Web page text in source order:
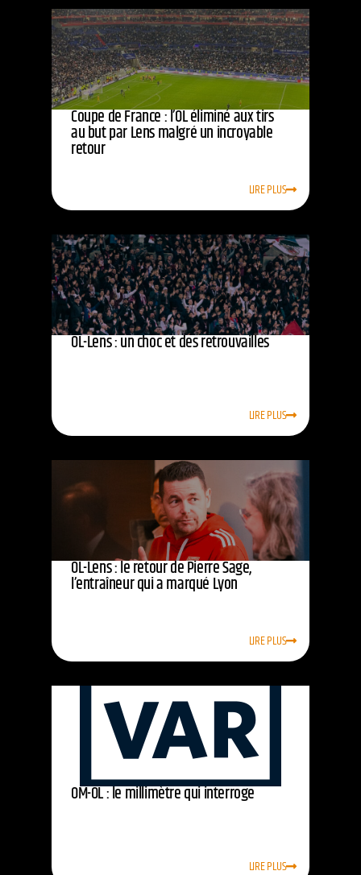
Coupe de France : l’OL éliminé aux tirs
au but par Lens malgré un incroyable
retour
LIRE PLUS
OL-Lens : un choc et des retrouvailles
LIRE PLUS
OL-Lens : le retour de Pierre Sage,
l’entraîneur qui a marqué Lyon
LIRE PLUS
OM-OL : le millimètre qui interroge
LIRE PLUS